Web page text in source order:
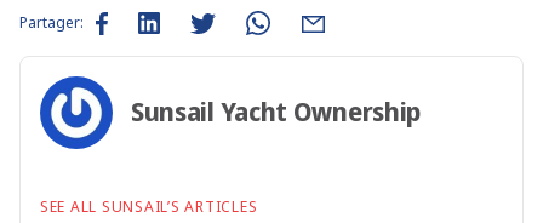
Partager:
Sunsail Yacht Ownership
SEE ALL SUNSAIL’S ARTICLES